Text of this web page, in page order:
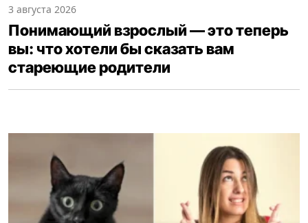
3 августа 2026
Понимающий взрослый — это теперь
вы: что хотели бы сказать вам
стареющие родители